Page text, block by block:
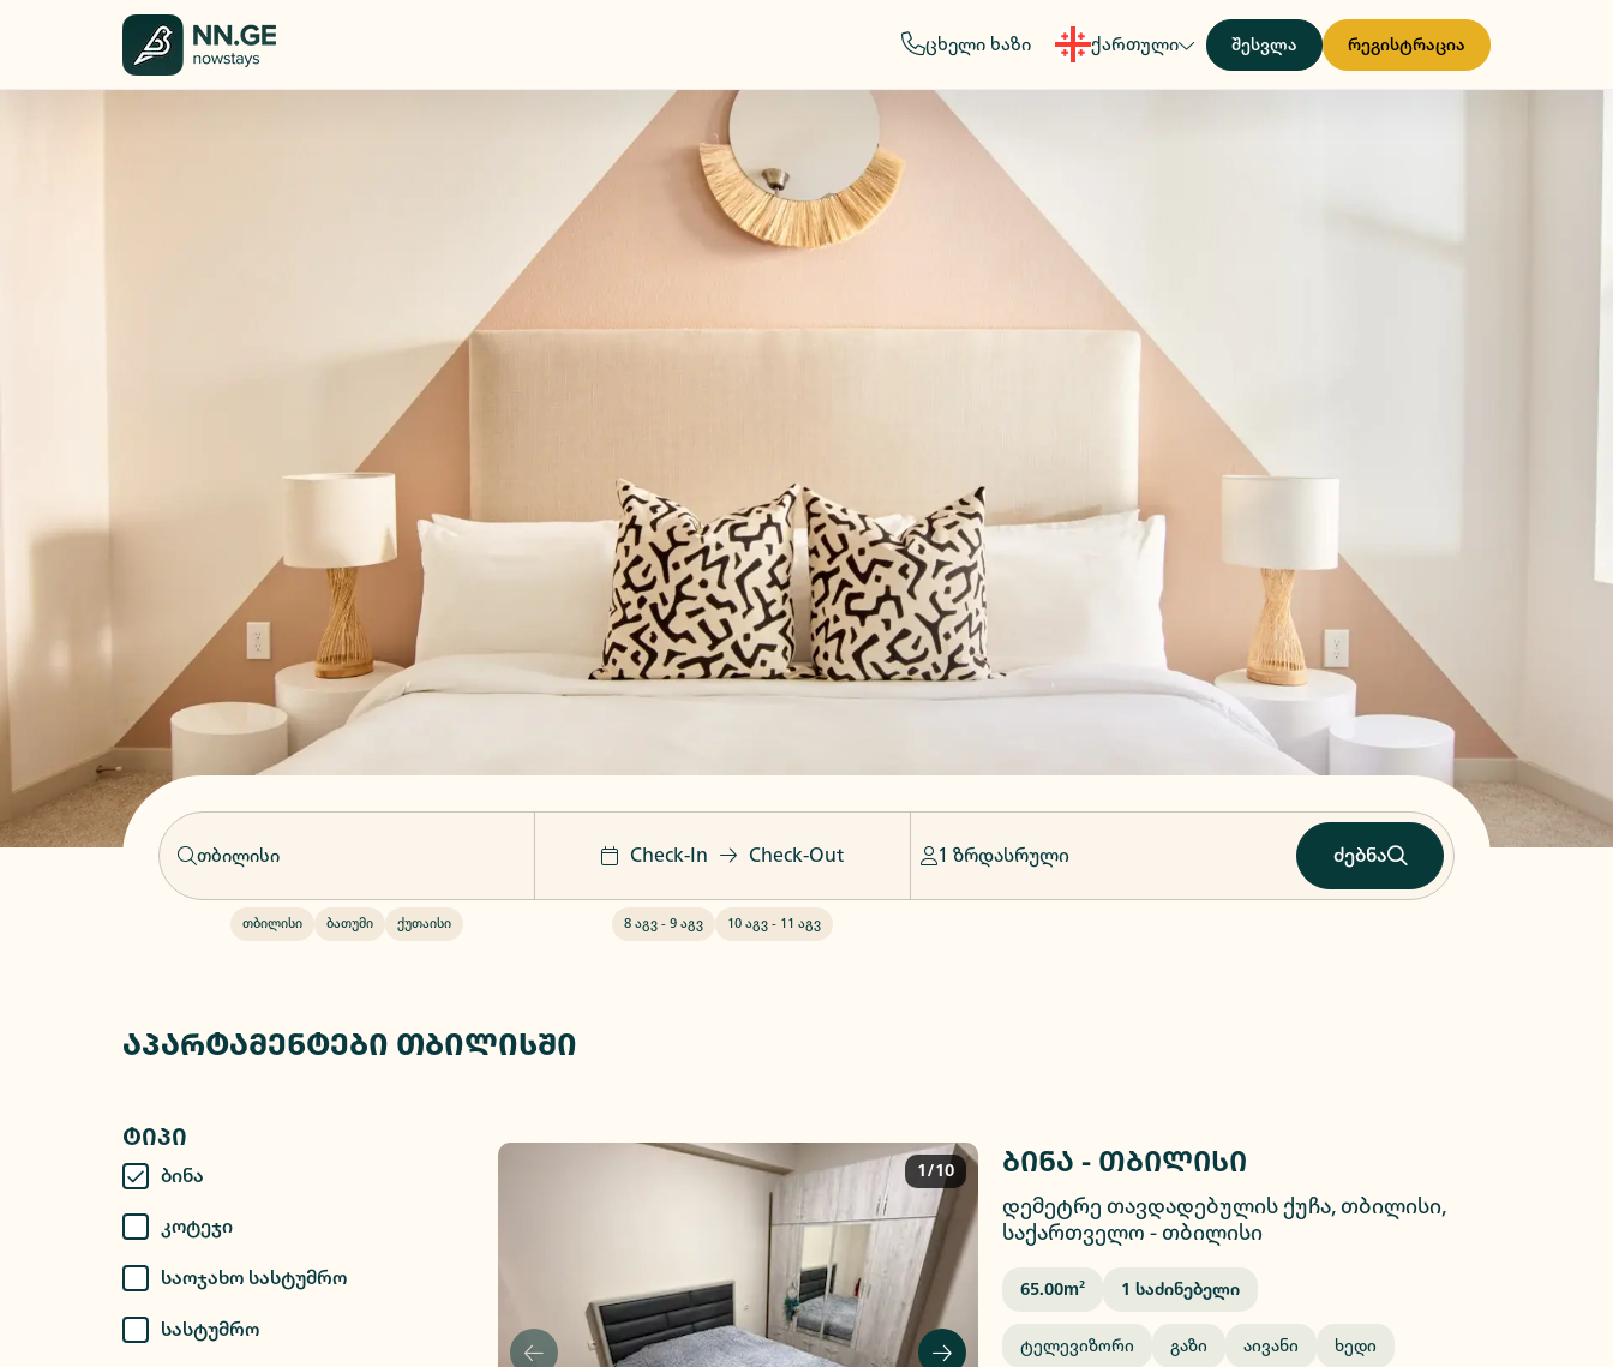
ცხელი ხაზი ქართული შესვლა რეგისტრაცია
თბილისი ბათუმი ქუთაისი
Check-In Check-Out
8 აგვ - 9 აგვ 10 აგვ - 11 აგვ
1 ზრდასრული ძებნა
აპარტამენტები თბილისში
Ტიპი
Ბინა
Კოტეჯი
Საოჯახო Სასტუმრო
Სასტუმრო
1/10 ბინა - თბილისი
დემეტრე თავდადებულის ქუჩა, თბილისი,
საქართველო -თბილისი
65.00M² 1 Საძინებელი
Ტელევიზორი Გაზი Აივანი Ხედი